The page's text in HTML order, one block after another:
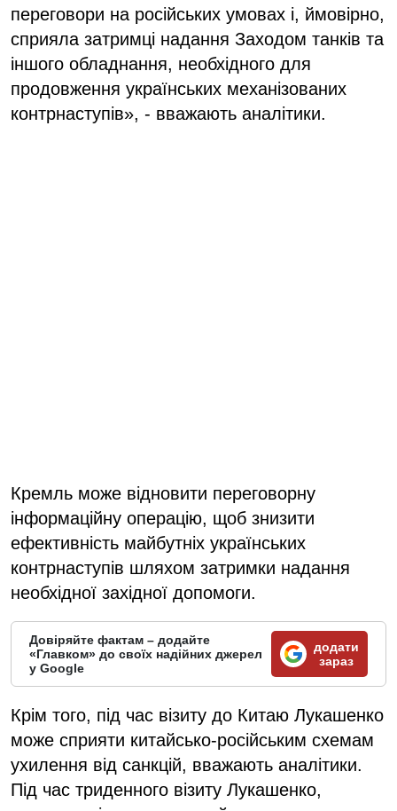
переговори на російських умовах і, ймовірно,
сприяла затримці надання Заходом танків та
іншого обладнання, необхідного для
продовження українських механізованих
контрнаступів», - вважають аналітики.
Кремль може відновити переговорну
інформаційну операцію, щоб знизити
ефективність майбутніх українських
контрнаступів шляхом затримки надання
необхідної західної допомоги.
Довіряйте фактам – додайте
«Главком» до своїх надійних джерел
у Google
додати
зараз
Крім того, під час візиту до Китаю Лукашенко
може сприяти китайсько-російським схемам
ухилення від санкцій, вважають аналітики.
Під час триденного візиту Лукашенко,